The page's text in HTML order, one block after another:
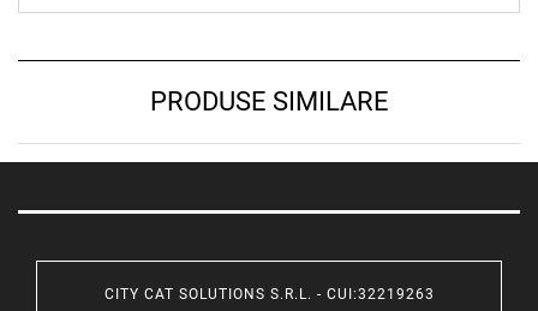
PRODUSE SIMILARE
CITY CAT SOLUTIONS S.R.L. - CUI:32219263